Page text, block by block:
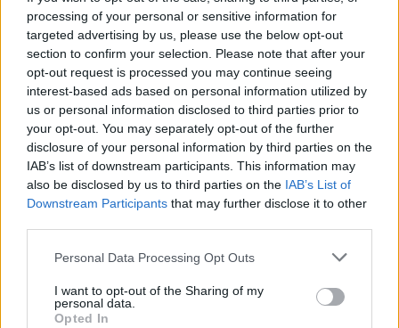
processing of your personal or sensitive information for
targeted advertising by us, please use the below opt-out
section to confirm your selection. Please note that after your
opt-out request is processed you may continue seeing
interest-based ads based on personal information utilized by
us or personal information disclosed to third parties prior to
your opt-out. You may separately opt-out of the further
disclosure of your personal information by third parties on the
IAB’s list of downstream participants. This information may
also be disclosed by us to third parties on the IAB’s List of
Downstream Participants that may further disclose it to other
Personal Data Processing Opt Outs
I want to opt-out of the Sharing of my
personal data.
Opted In
Condividi questo articolo:
LinkedIn Facebook X
Mastodon Telegram WhatsApp
Stampa Altro